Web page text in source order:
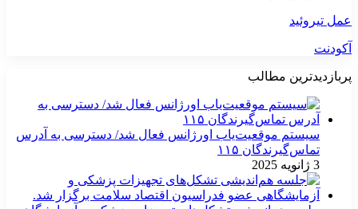
عمل تیروئید
آکودنت
پربازدیدترین مطالب
سیستم موقعیت‌یاب اورژانس فعال شد/ دسترسی به آدرس
تماس‌گیرندگان ۱۱۵
3 ژانویه 2025